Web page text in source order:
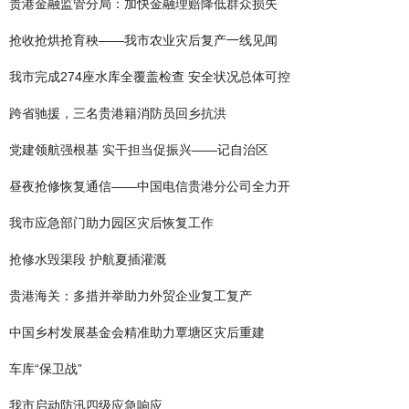
贵港金融监管分局：加快金融理赔降低群众损失
抢收抢烘抢育秧——我市农业灾后复产一线见闻
我市完成274座水库全覆盖检查 安全状况总体可控
跨省驰援，三名贵港籍消防员回乡抗洪
党建领航强根基 实干担当促振兴——记自治区
昼夜抢修恢复通信——中国电信贵港分公司全力开
我市应急部门助力园区灾后恢复工作
抢修水毁渠段 护航夏插灌溉
贵港海关：多措并举助力外贸企业复工复产
中国乡村发展基金会精准助力覃塘区灾后重建
车库“保卫战”
我市启动防汛四级应急响应